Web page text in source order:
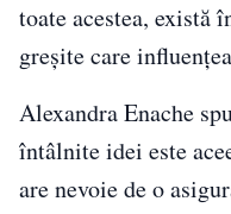
toate acestea, există
greșite care
Alexandra Enache
întâlnite idei este
are nevoie de o